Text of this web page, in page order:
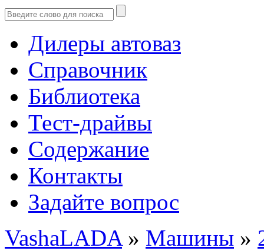
Дилеры автоваз
Справочник
Библиотека
Тест-драйвы
Содержание
Контакты
Задайте вопрос
VashaLADA» Машины »